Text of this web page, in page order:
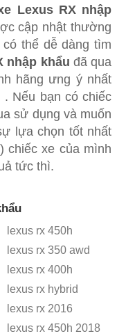
Lexus RX nhập
cập nhật thường
thể dễ dàng tìm
nhập khẩu đã qua
hãng ưng ý nhất
Nếu bạn có chiếc
sử dụng và muốn
lựa chọn tốt nhất
chiếc xe của mình
tức thì.
lexus rx 450h
lexus rx 350 awd
lexus rx 400h
lexus rx hybrid
lexus rx 2016
lexus rx 450h 2018